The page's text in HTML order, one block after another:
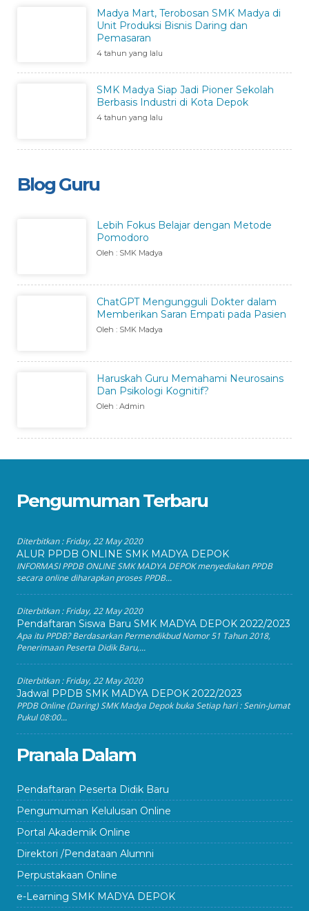
Madya Mart, Terobosan SMK Madya di
Unit Produksi Bisnis Daring dan
Pemasaran
4 tahun yang lalu
SMK Madya Siap Jadi Pioner Sekolah
Berbasis Industri di Kota Depok
4 tahun yang lalu
Blog Guru
Lebih Fokus Belajar dengan Metode
Pomodoro
Oleh : SMK Madya
ChatGPT Mengungguli Dokter dalam
Memberikan Saran Empati pada Pasien
Oleh : SMK Madya
Haruskah Guru Memahami Neurosains
Dan Psikologi Kognitif?
Oleh : Admin
Pengumuman Terbaru
Diterbitkan :Friday, 22 May 2020
ALUR PPDB ONLINE SMK MADYA DEPOK
INFORMASI PPDB ONLINE SMK MADYA DEPOK menyediakan PPDB
secara online diharapkan proses PPDB...
Diterbitkan :Friday, 22 May 2020
Pendaftaran Siswa Baru SMK MADYA DEPOK 2022/2023
Apa itu PPDB? Berdasarkan Permendikbud Nomor 51 Tahun 2018,
Penerimaan Peserta Didik Baru,...
Diterbitkan :Friday, 22 May 2020
Jadwal PPDB SMK MADYA DEPOK 2022/2023
PPDB Online (Daring) SMK Madya Depok buka Setiap hari : Senin-Jumat
Pukul 08:00...
Pranala Dalam
Pendaftaran Peserta Didik Baru
Pengumuman Kelulusan Online
Portal Akademik Online
Direktori /Pendataan Alumni
Perpustakaan Online
e-Learning SMK MADYA DEPOK